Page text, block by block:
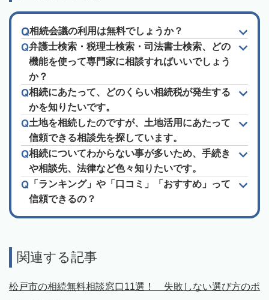
相続会議の利用は無料でしょうか？
弁護士検索・税理士検索・司法書士検索、どの
機能を使って専門家に相談すればいいでしょう
か？
相続にあたって、どのくらい相続税が発生する
かを知りたいです。
土地を相続したのですが、土地活用にあたって
信頼できる相談先を探しています。
相続についてわからない事が多いため、手続き
や相談先、法律など色々知りたいです。
「ランキング」や「口コミ」「おすすめ」って
信頼できるの？
関連する記事
松戸市の相続無料相談窓口11選！ 失敗しない選び方のポ